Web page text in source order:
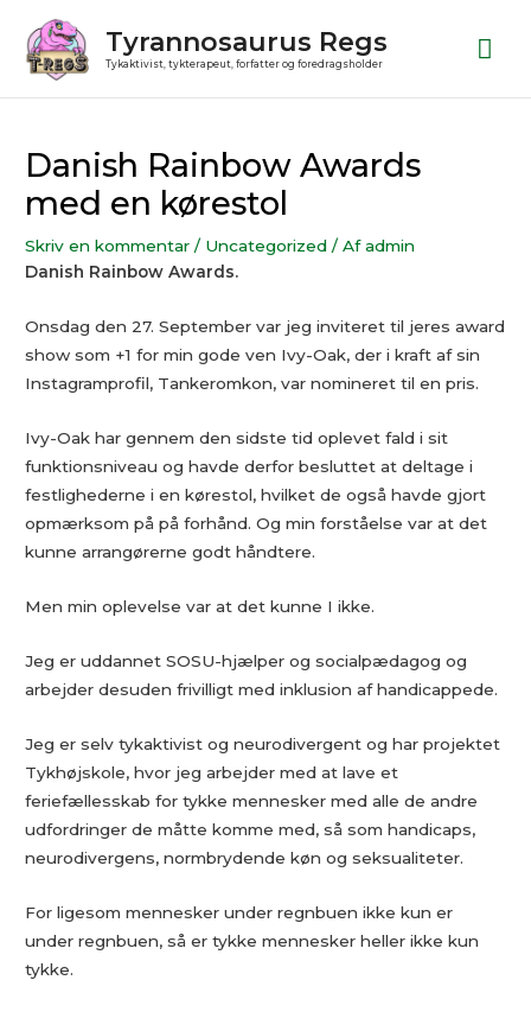
indholdet
Tyrannosaurus Regs
Tykaktivist, tykterapeut, forfatter og foredragsholder
Danish Rainbow Awards
med en kørestol
Skriv en kommentar / Uncategorized / Afadmin
Danish Rainbow Awards.
Onsdag den 27. September var jeg inviteret til jeres award
show som +1 for min gode ven Ivy-Oak, der i kraft af sin
Instagramprofil, Tankeromkon, var nomineret til en pris.
Ivy-Oak har gennem den sidste tid oplevet fald i sit
funktionsniveau og havde derfor besluttet at deltage i
festlighederne i en kørestol, hvilket de også havde gjort
opmærksom på på forhånd. Og min forståelse var at det
kunne arrangørerne godt håndtere.
Men min oplevelse var at det kunne I ikke.
Jeg er uddannet SOSU-hjælper og socialpædagog og
arbejder desuden frivilligt med inklusion af handicappede.
Jeg er selv tykaktivist og neurodivergent og har projektet
Tykhøjskole, hvor jeg arbejder med at lave et
feriefællesskab for tykke mennesker med alle de andre
udfordringer de måtte komme med, så som handicaps,
neurodivergens, normbrydende køn og seksualiteter.
For ligesom mennesker under regnbuen ikke kun er
under regnbuen, så er tykke mennesker heller ikke kun
tykke.